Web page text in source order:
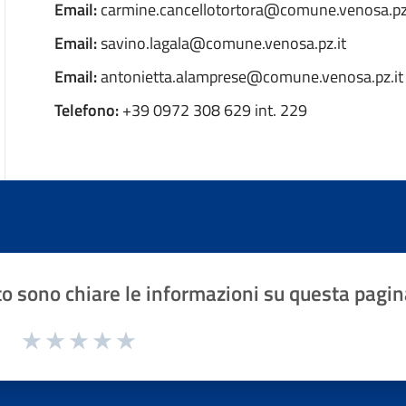
Email:
Email:savino.lagala@comune.venosa.pz.it
Email:antonietta.alamprese@comune.venosa.pz.it
Telefono:+39 0972 308 629 int. 229
sono chiare le informazioni su questa
1 a 5 stelle la pagina